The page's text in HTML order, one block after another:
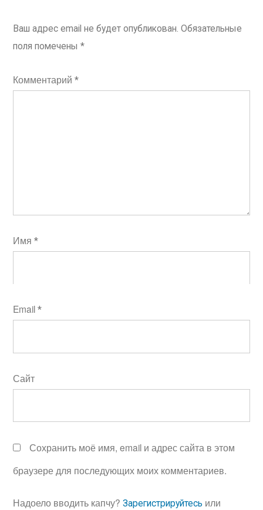
Ваш адрес email не будет опубликован. Обязательные
поля помечены *
Комментарий *
Имя *
Email *
Сайт
Сохранить моё имя, email и адрес сайта в этом
браузере для последующих моих комментариев.
Надоело вводить капчу? Зарегистрируйтесь или